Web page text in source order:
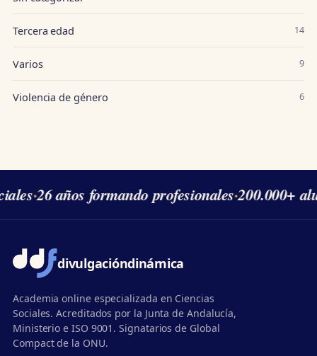
Tercera edad 14
Varios 9
Violencia de género 6
·26 años formando profesionales·200.000+
divulgacióndinámica
Academia online especializada en Ciencias
Sociales. Acreditados por la Junta de Andalucía,
Ministerio e ISO 9001. Signatarios de Global
Compact de la ONU.